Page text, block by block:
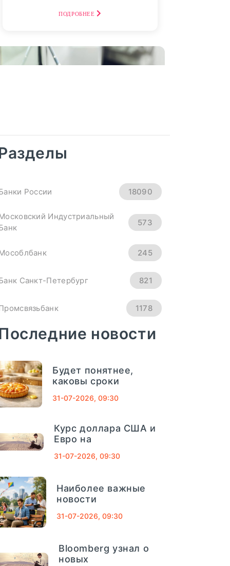
ПОДРОБНЕЕ
Доллара, Евро И
Юаня На 4
Сентября - «Тема
снижается ко всем основным
04сентябрь, 2025
Совет На 4
Сентября: Как
Вернуть Деньги
Школьные
Покупки - «Тема
​ 💸 Ежедневный совет Банки
— короткий и полезный совет,
который помогает управлять
деньгами осознанно.
ПОДРОБНЕЕ
России 18090
Индустриальный
573
245
Санкт-Петербург 821
1178
Новикомбанк 290
Банк
Связь-Банк
Московский кредитный банк
новости
Будет понятнее,
каковы сроки
31-07-2026, 09:30
Курс доллара США и
Евро на
31-07-2026, 09:30
Наиболее важные
новости
31-07-2026, 09:30
Bloomberg узнал о
новых